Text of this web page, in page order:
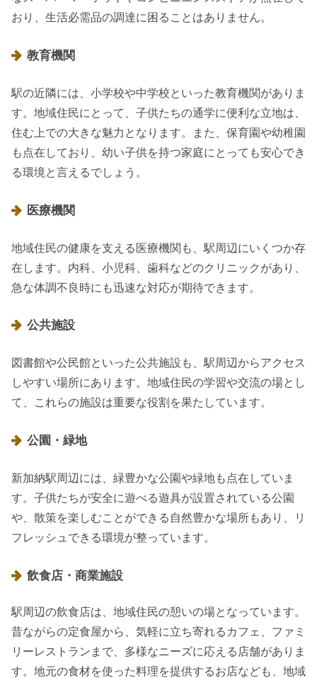
おり、生活必需品の調達に困ることはありません。
教育機関
駅の近隣には、小学校や中学校といった教育機関がありま
す。地域住民にとって、子供たちの通学に便利な立地は、
住む上での大きな魅力となります。また、保育園や幼稚園
も点在しており、幼い子供を持つ家庭にとっても安心でき
る環境と言えるでしょう。
医療機関
地域住民の健康を支える医療機関も、駅周辺にいくつか存
在します。内科、小児科、歯科などのクリニックがあり、
急な体調不良時にも迅速な対応が期待できます。
公共施設
図書館や公民館といった公共施設も、駅周辺からアクセス
しやすい場所にあります。地域住民の学習や交流の場とし
て、これらの施設は重要な役割を果たしています。
公園・緑地
新加納駅周辺には、緑豊かな公園や緑地も点在していま
す。子供たちが安全に遊べる遊具が設置されている公園
や、散策を楽しむことができる自然豊かな場所もあり、リ
フレッシュできる環境が整っています。
飲食店・商業施設
駅周辺の飲食店は、地域住民の憩いの場となっています。
昔ながらの定食屋から、気軽に立ち寄れるカフェ、ファミ
リーレストランまで、多様なニーズに応える店舗がありま
す。地元の食材を使った料理を提供するお店なども、地域